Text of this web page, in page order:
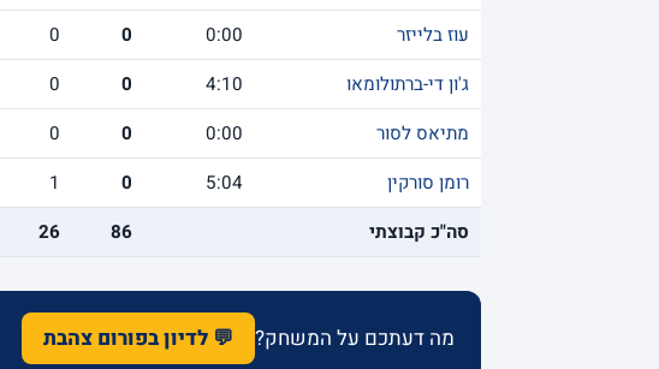
עוז בלייזר
0:00
0
0
ג'ון די-ברתולומאו
4:10
0
0
מתיאס לסור
0:00
0
0
רומן סורקין
5:04
0
1
סה"כ קבוצתי
86
26
מה דעתכם על המשחק? 💬 לדיון בפורום צהבת